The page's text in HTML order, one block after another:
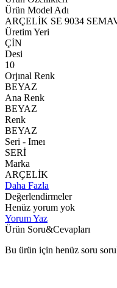
Ürün Model Adı
ARÇELİK SE 9034
Üretim Yeri
ÇİN
Desi
10
Orjınal Renk
BEYAZ
Ana Renk
BEYAZ
Renk
BEYAZ
Seri - Imeı
SERİ
Marka
ARÇELİK
Daha Fazla
Değerlendirmeler
Henüz yorum yok
Yorum Yaz
Ürün Soru&Cevapları
Bu ürün için henüz soru